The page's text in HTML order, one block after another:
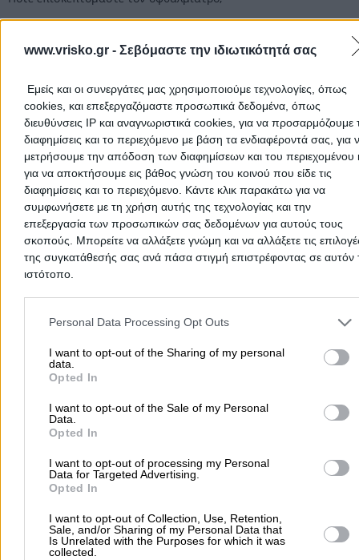
www.vrisko.gr - Σεβόμαστε την ιδιωτικότητά σας
Εμείς και οι συνεργάτες μας χρησιμοποιούμε τεχνολογίες, όπως
cookies, και επεξεργαζόμαστε προσωπικά δεδομένα, όπως
διευθύνσεις IP και αναγνωριστικά cookies, για να προσαρμόζουμε
διαφημίσεις και το περιεχόμενο με βάση τα ενδιαφέροντά σας, για
μετρήσουμε την απόδοση των διαφημίσεων και του περιεχομένου
για να αποκτήσουμε εις βάθος γνώση του κοινού που είδε τις
διαφημίσεις και το περιεχόμενο. Κάντε κλικ παρακάτω για να
συμφωνήσετε με τη χρήση αυτής της τεχνολογίας και την
επεξεργασία των προσωπικών σας δεδομένων για αυτούς τους
σκοπούς. Μπορείτε να αλλάξετε γνώμη και να αλλάξετε τις
της συγκατάθεσής σας ανά πάσα στιγμή επιστρέφοντας σε αυτόν
ιστότοπο.
Please note that this website/app uses one or more Google
and may gather and store information including but not limited to
to Google and its third-party tags to use your data for below
purposes in below Google consent section.
Personal Data Processing Opt Outs
I want to opt-out of the Sharing of my personal
data.
Opted In
I want to opt-out of the Sale of my Personal
Data.
Opted In
I want to opt-out of processing my Personal
Data for Targeted Advertising.
Opted In
I want to opt-out of Collection, Use, Retention,
Sale, and/or Sharing of my Personal Data that
Is Unrelated with the Purposes for which it was
collected.
όπως μυωπία, πρεσβυωπία, αστιγματισμό, καταρράκτη,
συνήθως επισκέπτονται τον οφθαλμίατρό τους μία φορά το
εξέταση να διαγνώσει εάν το πρόβλημα έχει αυξηθεί/μειωθεί
χρειάζεται να συνταγογραφήσει νέα γυαλιά.
- Πολλές φορές τα μάτια μας μπορούν να πάσχουν από
παθήσεις, όπως είναι η βλεφαρίτιδα, η επιπεφυκίτιδα, το
ξηροφθαλμία, το χαλάζιο, κ.α. Ο οφθαλμίατρος θα αξιολογήσει
πάθηση και θα δώσει την κατάλληλη θεραπεία για την
της.
- Διόρθωση της όρασης με laser: Σε πολλές περιπτώσεις μπορεί
αποφασίσουμε να διορθώσουμε την όραση μας με laser. Αυτές
επεμβάσεις, οι οποίες μπορούν να διορθώσουν τις διαθλαστικές
ανωμαλίες, πραγματοποιούνται σε εξειδικευμένα
- Εξέταση υποψήφιων οδηγών: Υπάρχουν οφθαλμίατροι
συμβεβλημένοι με το υπουργείο οι οποίοι εξετάζουν την όραση
υποψήφιων οδηγών πριν από τις εξετάσεις για το δίπλωμα
Για οποιονδήποτε λόγο και να ψάχνεις οφθαλμίατρο σε Ικαρία,
αναρωτιέσαι πως να επιλέξεις τον κατάλληλο, το βιογραφικό και
επαγγελματική εμπειρία είναι δυο βασικά κριτήρια. Κλείνοντας
ραντεβού μαζί του & έχοντας προσωπική επαφή, θα έχεις μια
ολοκληρωμένη εικόνα.
Οφθαλμίατροι
Νομός ΣΑΜΟΥ
Δημοφιλείς Αναζητήσεις